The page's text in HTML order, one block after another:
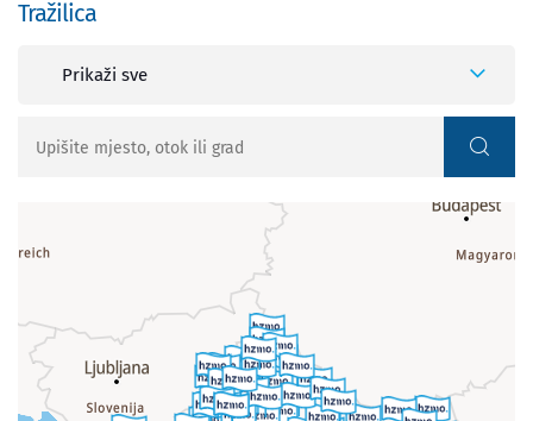
Tražilica
Prikaži sve